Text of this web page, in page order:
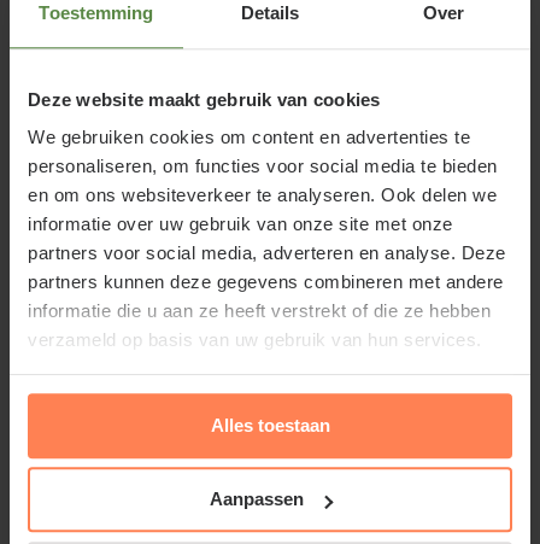
Toestemming Details Over
Deze website maakt gebruik van cookies
We gebruiken cookies om content en advertenties te
personaliseren, om functies voor social media te bieden
en om ons websiteverkeer te analyseren. Ook delen we
informatie over uw gebruik van onze site met onze
partners voor social media, adverteren en analyse. Deze
partners kunnen deze gegevens combineren met andere
informatie die u aan ze heeft verstrekt of die ze hebben
verzameld op basis van uw gebruik van hun services.
Alles toestaan
Aanpassen
Bekijk product
Lonicera henryi 'Copper Beauty'
Bloeitijd:
Juni - Augustus
Groenblijvend:
€10,95
Rosa 'New Dawn'
Bloeitijd:
Juni - Oktober
Groenblijvend: